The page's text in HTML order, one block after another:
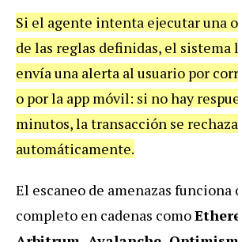
Si el agente intenta ejecutar una
de las reglas definidas, el sistema
envía una alerta al usuario por
o por la app móvil: si no hay
minutos, la transacción se rechaza
automáticamente.
El escaneo de amenazas funciona
completo en cadenas como